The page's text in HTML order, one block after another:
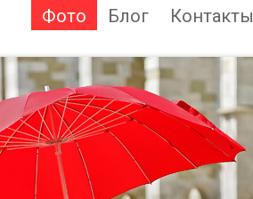
Фото Блог Контакты